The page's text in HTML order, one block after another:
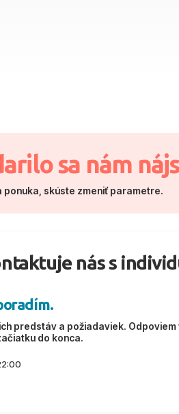
sa nám
ponuka, skúste zmeniť parametre.
nás s
predstáv a požiadaviek.
do konca.